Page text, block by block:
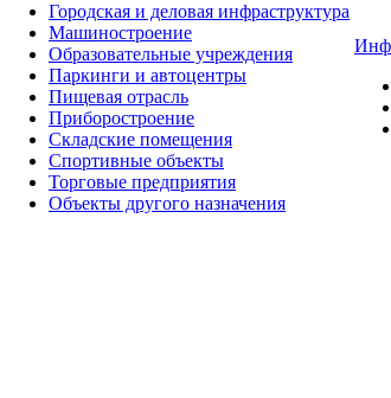
Городская и деловая инфраструктура
Машиностроение
Образовательные учреждения
Паркинги и автоцентры
Пищевая отрасль
Приборостроение
Складские помещения
Спортивные объекты
Торговые предприятия
Объекты другого назначения